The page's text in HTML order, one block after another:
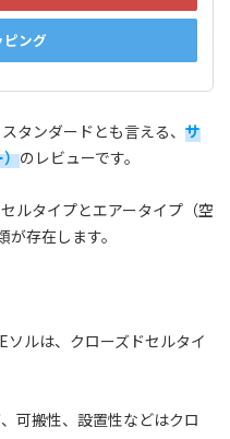
ング
タンダードとも言える、 サ
）のレビューです。
ルタイプとエアータイプ（空
存在します。
ルは、クローズドセルタイ
可搬性、設置性などはクロ